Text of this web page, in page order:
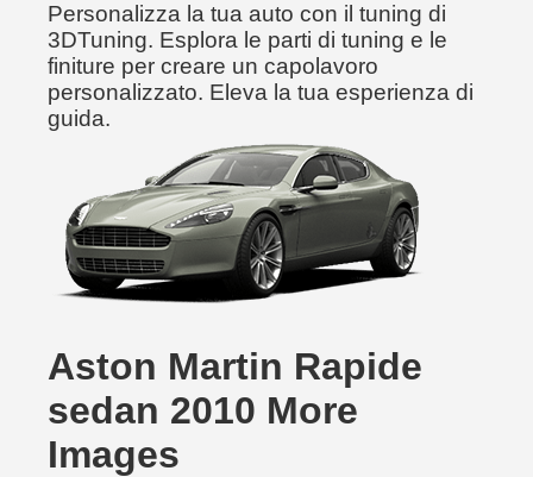
Personalizza la tua auto con il tuning di
3DTuning. Esplora le parti di tuning e le
finiture per creare un capolavoro
personalizzato. Eleva la tua esperienza di
guida.
Aston Martin Rapide
sedan 2010 More
Images